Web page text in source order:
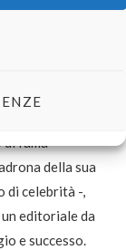
della sua
di celebrità -,
editoriale da
e successo.